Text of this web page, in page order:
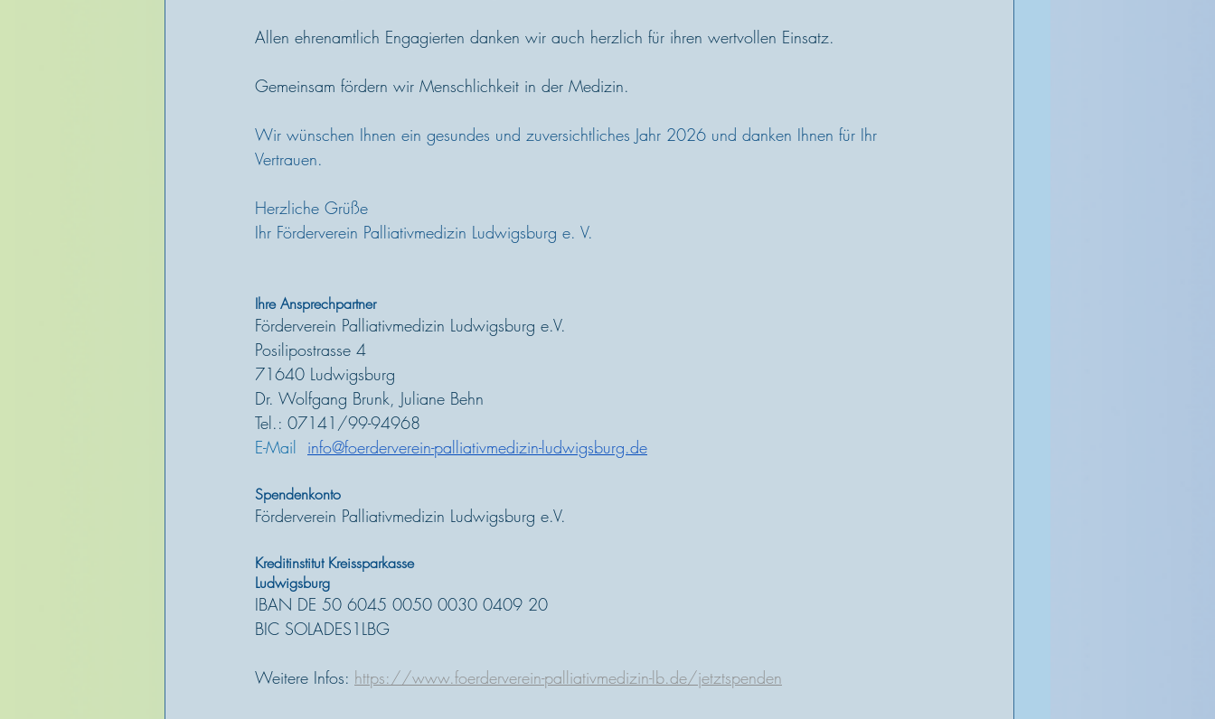
Allen ehrenamtlich Engagierten danken wir auch herzlich für ihren wertvollen Einsatz.
Gemeinsam fördern wir Menschlichkeit in der Medizin.
Wir wünschen Ihnen ein gesundes und zuversichtliches Jahr 2026 und danken Ihnen für Ihr
Vertrauen.
Herzliche Grüße
Ihr Förderverein Palliativmedizin Ludwigsburg e. V.
Ihre Ansprechpartner
Förderverein Palliativmedizin Ludwigsburg e.V.
Posilipostrasse 4
71640 Ludwigsburg
Dr. Wolfgang Brunk, Juliane Behn
Tel.: 07141/99-9496​8
E-Mail info@foerderverein-palliativmedizin-ludwigsburg.de
Spendenkonto
Förderverein Palliativmedizin Ludwigsburg e.V.
Kreditinstitut Kreissparkasse
Ludwigsburg
IBAN DE 50 6045 0050 0030 0409 20
BIC SOLADES1LBG
Weitere Infos: https://www.foerderverein-palliativmedizin-lb.de/jetztspenden